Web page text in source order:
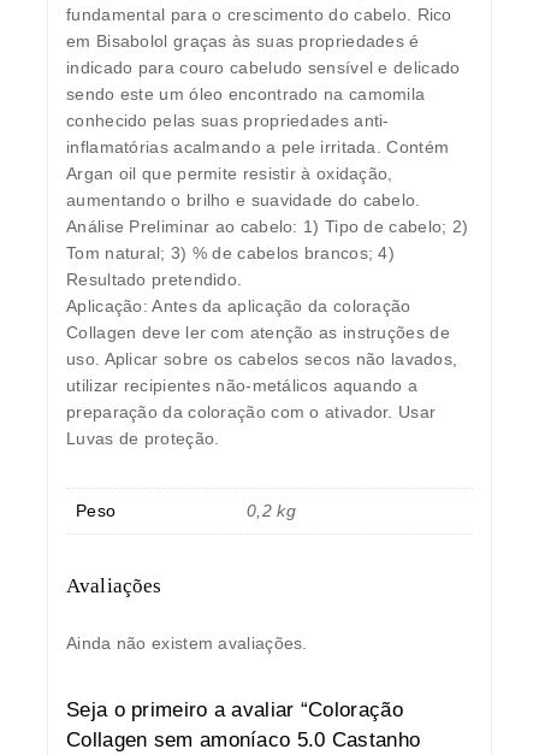
fundamental para o crescimento do cabelo. Rico
em Bisabolol graças às suas propriedades é
indicado para couro cabeludo sensível e delicado
sendo este um óleo encontrado na camomila
conhecido pelas suas propriedades anti-
inflamatórias acalmando a pele irritada. Contém
Argan oil que permite resistir à oxidação,
aumentando o brilho e suavidade do cabelo.
Análise Preliminar ao cabelo: 1) Tipo de cabelo; 2)
Tom natural; 3) % de cabelos brancos; 4)
Resultado pretendido.
Aplicação: Antes da aplicação da coloração
Collagen deve ler com atenção as instruções de
uso. Aplicar sobre os cabelos secos não lavados,
utilizar recipientes não-metálicos aquando a
preparação da coloração com o ativador. Usar
Luvas de proteção.
Peso 0,2 kg
Avaliações
Ainda não existem avaliações.
Seja o primeiro a avaliar “Coloração
Collagen sem amoníaco 5.0 Castanho